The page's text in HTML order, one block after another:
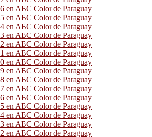
en ABC Color de Paraguay
en ABC Color de Paraguay
en ABC Color de Paraguay
en ABC Color de Paraguay
en ABC Color de Paraguay
en ABC Color de Paraguay
en ABC Color de Paraguay
en ABC Color de Paraguay
en ABC Color de Paraguay
en ABC Color de Paraguay
en ABC Color de Paraguay
en ABC Color de Paraguay
en ABC Color de Paraguay
en ABC Color de Paraguay
en ABC Color de Paraguay